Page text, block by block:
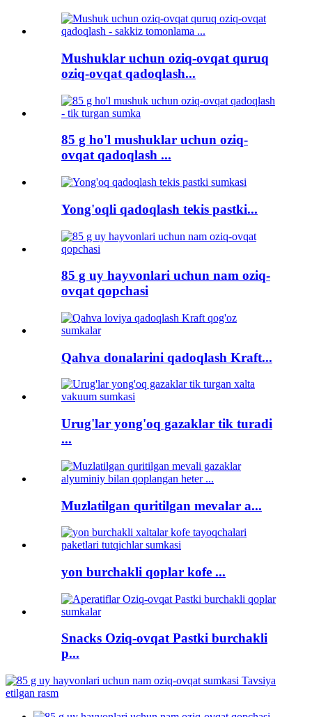
Mushuklar uchun oziq-ovqat quruq
oziq-ovqat qadoqlash...
85 g ho'l mushuklar uchun oziq-
ovqat qadoqlash ...
Yong'oqli qadoqlash tekis pastki...
85 g uy hayvonlari uchun nam oziq-
ovqat qopchasi
Qahva donalarini qadoqlash Kraft...
Urug'lar yong'oq gazaklar tik turadi
...
Muzlatilgan quritilgan mevalar a...
yon burchakli qoplar kofe ...
Snacks Oziq-ovqat Pastki burchakli
p...